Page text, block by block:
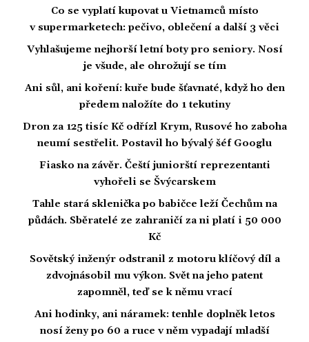
Co se vyplatí kupovat u Vietnamců místo
v supermarketech: pečivo, oblečení a další 3 věci
Vyhlašujeme nejhorší letní boty pro seniory. Nosí
je všude, ale ohrožují se tím
Ani sůl, ani koření: kuře bude šťavnaté, když ho den
předem naložíte do 1 tekutiny
Dron za 125 tisíc Kč odřízl Krym, Rusové ho zaboha
neumí sestřelit. Postavil ho bývalý šéf Googlu
Fiasko na závěr. Čeští juniorští reprezentanti
vyhořeli se Švýcarskem
Tahle stará sklenička po babičce leží Čechům na
půdách. Sběratelé ze zahraničí za ni platí i 50 000
Kč
Sovětský inženýr odstranil z motoru klíčový díl a
zdvojnásobil mu výkon. Svět na jeho patent
zapomněl, teď se k němu vrací
Ani hodinky, ani náramek: tenhle doplněk letos
nosí ženy po 60 a ruce v něm vypadají mladší